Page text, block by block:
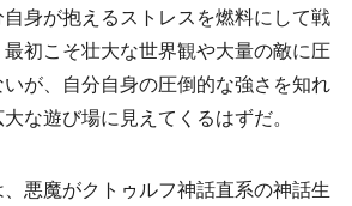
身が抱えるストレスを燃料にして戦
初こそ壮大な世界観や大量の敵に圧
が、自分自身の圧倒的な強さを知れ
な遊び場に見えてくるはずだ。
悪魔がクトゥルフ神話直系の神話生